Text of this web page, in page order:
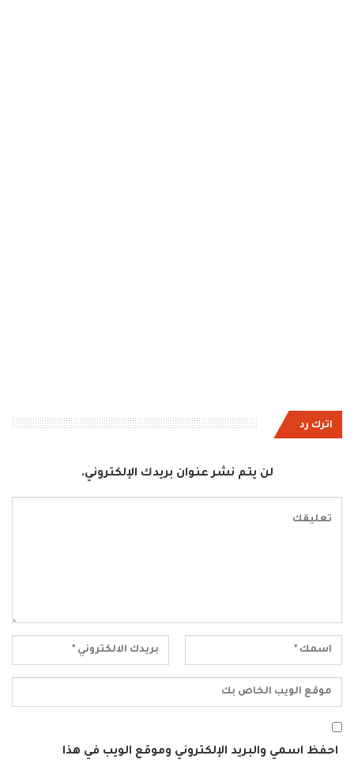
اترك رد
لن يتم نشر عنوان بريدك الإلكتروني.
احفظ اسمي والبريد الإلكتروني وموقع الويب في هذا